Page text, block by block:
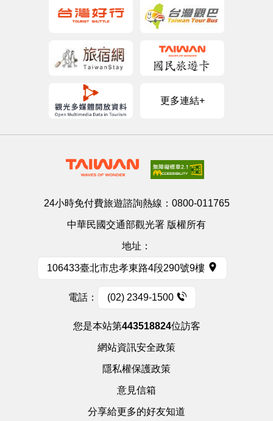
更多連結+
24小時免付費旅遊諮詢熱線： 0800-011765
中華民國交通部觀光署 版權所有
地址：
106433臺北市忠孝東路4段290號9樓
電話： (02) 2349-1500
您是本站第443518824位訪客
網站資訊安全政策
隱私權保護政策
意見信箱
分享給更多的好友知道